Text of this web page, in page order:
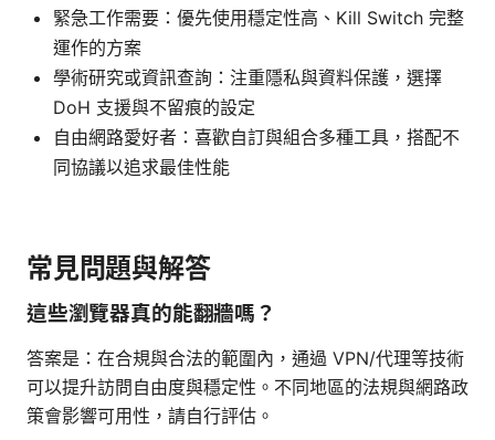
緊急工作需要：優先使用穩定性高、Kill Switch 完整
運作的方案
學術研究或資訊查詢：注重隱私與資料保護，選擇
DoH 支援與不留痕的設定
自由網路愛好者：喜歡自訂與組合多種工具，搭配不
同協議以追求最佳性能
常見問題與解答
這些瀏覽器真的能翻牆嗎？
答案是：在合規與合法的範圍內，通過 VPN/代理等技術
可以提升訪問自由度與穩定性。不同地區的法規與網路政
策會影響可用性，請自行評估。